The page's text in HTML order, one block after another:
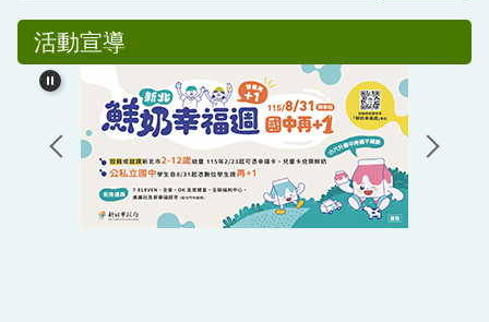
行政規章
教務業務
學輔業務
總務業務
活動宣導